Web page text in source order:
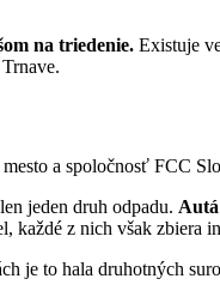
na triedenie. Existuje
a spoločnosť FCC
jeden druh odpadu.
každé z nich však zbiera
je to hala druhotných